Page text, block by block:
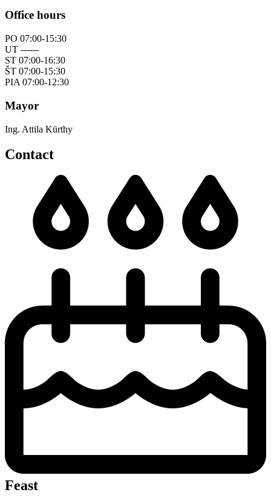
Office hours
PO 07:00-15:30
UT ------
ST 07:00-16:30
ŠT 07:00-15:30
PIA 07:00-12:30
Mayor
Ing. Attila Kürthy
Contact
Feast